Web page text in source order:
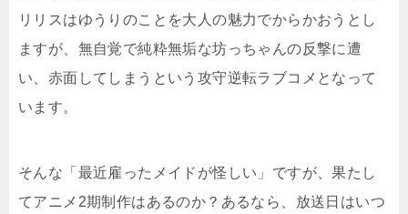
リリスはゆうりのことを大人の魅力でからかおうとし
ますが、無自覚で純粋無垢な坊っちゃんの反撃に遭
い、赤面してしまうという攻守逆転ラブコメとなって
います。
そんな「最近雇ったメイドが怪しい」ですが、果たし
てアニメ2期制作はあるのか？あるなら、放送日はいつ